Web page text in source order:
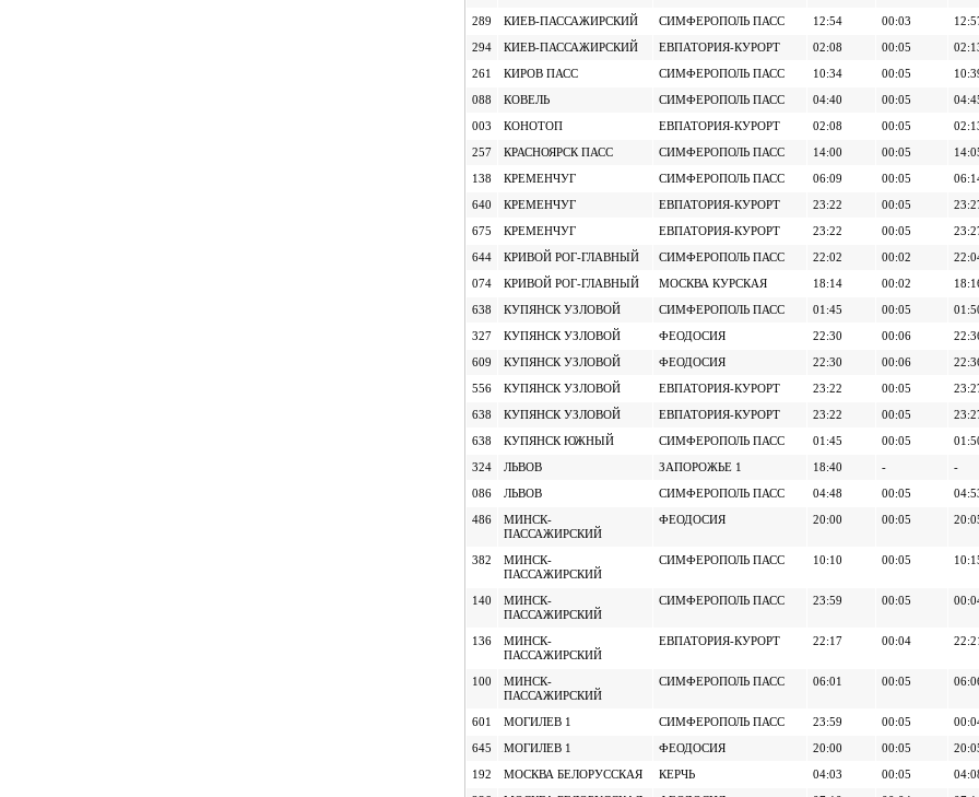
289 КИЕВ-ПАССАЖИРСКИЙ СИМФЕРОПОЛЬ ПАСС 12:54 00:03
294 КИЕВ-ПАССАЖИРСКИЙ ЕВПАТОРИЯ-КУРОРТ 02:08 00:05
261 КИРОВ ПАСС СИМФЕРОПОЛЬ ПАСС 10:34 00:05
088 КОВЕЛЬ СИМФЕРОПОЛЬ ПАСС 04:40 00:05
003 КОНОТОП ЕВПАТОРИЯ-КУРОРТ 02:08 00:05
257 КРАСНОЯРСК ПАСС СИМФЕРОПОЛЬ ПАСС 14:00 00:05
138 КРЕМЕНЧУГ СИМФЕРОПОЛЬ ПАСС 06:09 00:05
640 КРЕМЕНЧУГ ЕВПАТОРИЯ-КУРОРТ 23:22 00:05
675 КРЕМЕНЧУГ ЕВПАТОРИЯ-КУРОРТ 23:22 00:05
644 КРИВОЙ РОГ-ГЛАВНЫЙ СИМФЕРОПОЛЬ ПАСС 22:02 00:02
074 КРИВОЙ РОГ-ГЛАВНЫЙ МОСКВА КУРСКАЯ 18:14 00:02
638 КУПЯНСК УЗЛОВОЙ СИМФЕРОПОЛЬ ПАСС 01:45 00:05
327 КУПЯНСК УЗЛОВОЙ ФЕОДОСИЯ 22:30 00:06
609 КУПЯНСК УЗЛОВОЙ ФЕОДОСИЯ 22:30 00:06
556 КУПЯНСК УЗЛОВОЙ ЕВПАТОРИЯ-КУРОРТ 23:22 00:05
638 КУПЯНСК УЗЛОВОЙ ЕВПАТОРИЯ-КУРОРТ 23:22 00:05
638 КУПЯНСК ЮЖНЫЙ СИМФЕРОПОЛЬ ПАСС 01:45 00:05
324 ЛЬВОВ ЗАПОРОЖЬЕ 1 18:40 - -
086 ЛЬВОВ СИМФЕРОПОЛЬ ПАСС 04:48 00:05
486
МИНСК-
ПАССАЖИРСКИЙ
ФЕОДОСИЯ 20:00 00:05
382
МИНСК-
ПАССАЖИРСКИЙ
СИМФЕРОПОЛЬ ПАСС 10:10 00:05
140
МИНСК-
ПАССАЖИРСКИЙ
СИМФЕРОПОЛЬ ПАСС 23:59 00:05
136
МИНСК-
ПАССАЖИРСКИЙ
ЕВПАТОРИЯ-КУРОРТ 22:17 00:04 22:21
100
МИНСК-
ПАССАЖИРСКИЙ
СИМФЕРОПОЛЬ ПАСС 06:01 00:05
601 МОГИЛЕВ 1 СИМФЕРОПОЛЬ ПАСС 23:59 00:05
645 МОГИЛЕВ 1 ФЕОДОСИЯ 20:00 00:05
192 МОСКВА БЕЛОРУССКАЯ КЕРЧЬ 04:03 00:05